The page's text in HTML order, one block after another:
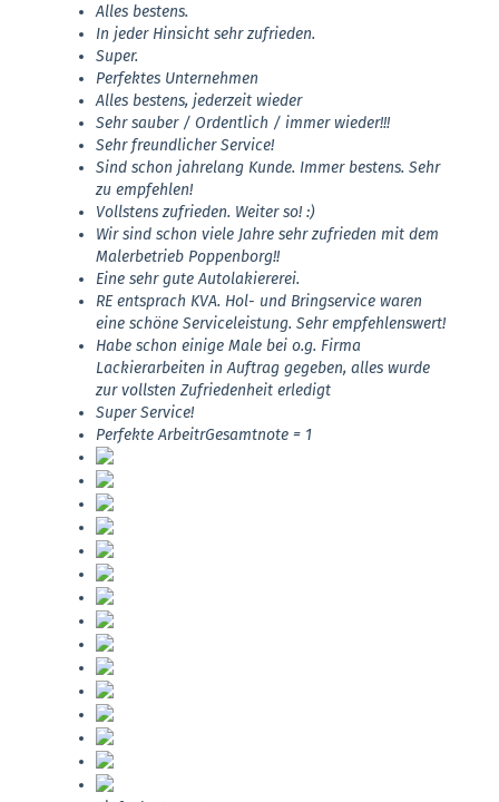
Alles bestens.
In jeder Hinsicht sehr zufrieden.
Super.
Perfektes Unternehmen
Alles bestens, jederzeit wieder
Sehr sauber / Ordentlich / immer wieder!!!
Sehr freundlicher Service!
Sind schon jahrelang Kunde. Immer bestens. Sehr
zu empfehlen!
Vollstens zufrieden. Weiter so! :)
Wir sind schon viele Jahre sehr zufrieden mit dem
Malerbetrieb Poppenborg!!
Eine sehr gute Autolakiererei.
RE entsprach KVA. Hol- und Bringservice waren
eine schöne Serviceleistung. Sehr empfehlenswert!
Habe schon einige Male bei o.g. Firma
Lackierarbeiten in Auftrag gegeben, alles wurde
zur vollsten Zufriedenheit erledigt
Super Service!
Perfekte ArbeitrGesamtnote = 1